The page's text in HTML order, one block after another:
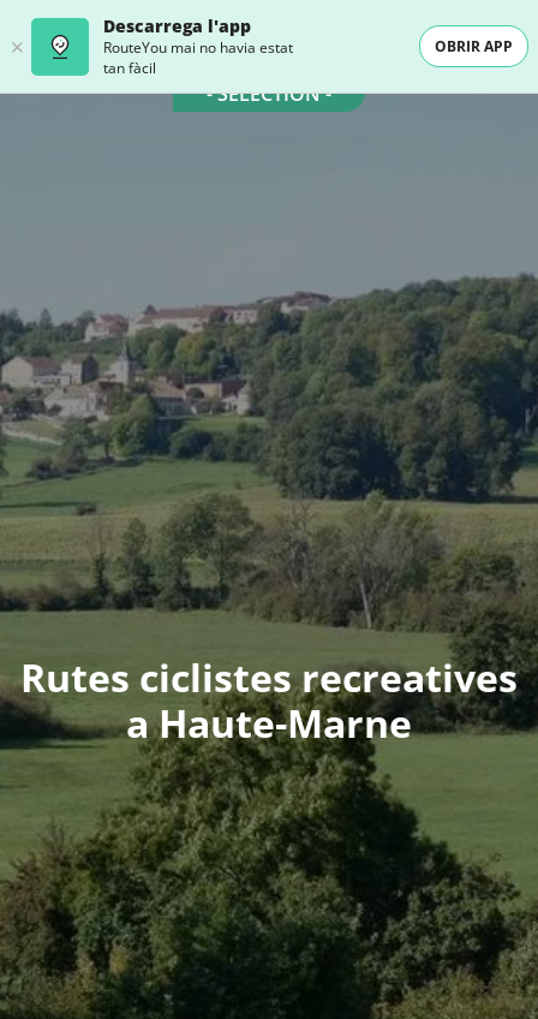
Descarrega l'app
RouteYou mai no havia estat
tan fàcil
OBRIR APP
- SELECTION -
Rutes ciclistes recreatives
a Haute-Marne